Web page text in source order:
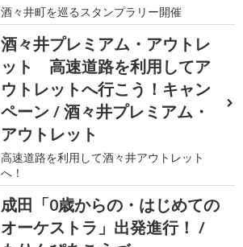
酒々井町を巡るスタンプラリー開催
酒々井プレミアム・アウトレ
ット 高速道路を利用してア
ウトレットへ行こう！キャン
ペーン / 酒々井プレミアム・
アウトレット
高速道路を利用して酒々井アウトレット
へ！
成田「0歳からの・はじめての
オーケストラ」出発進行！ /